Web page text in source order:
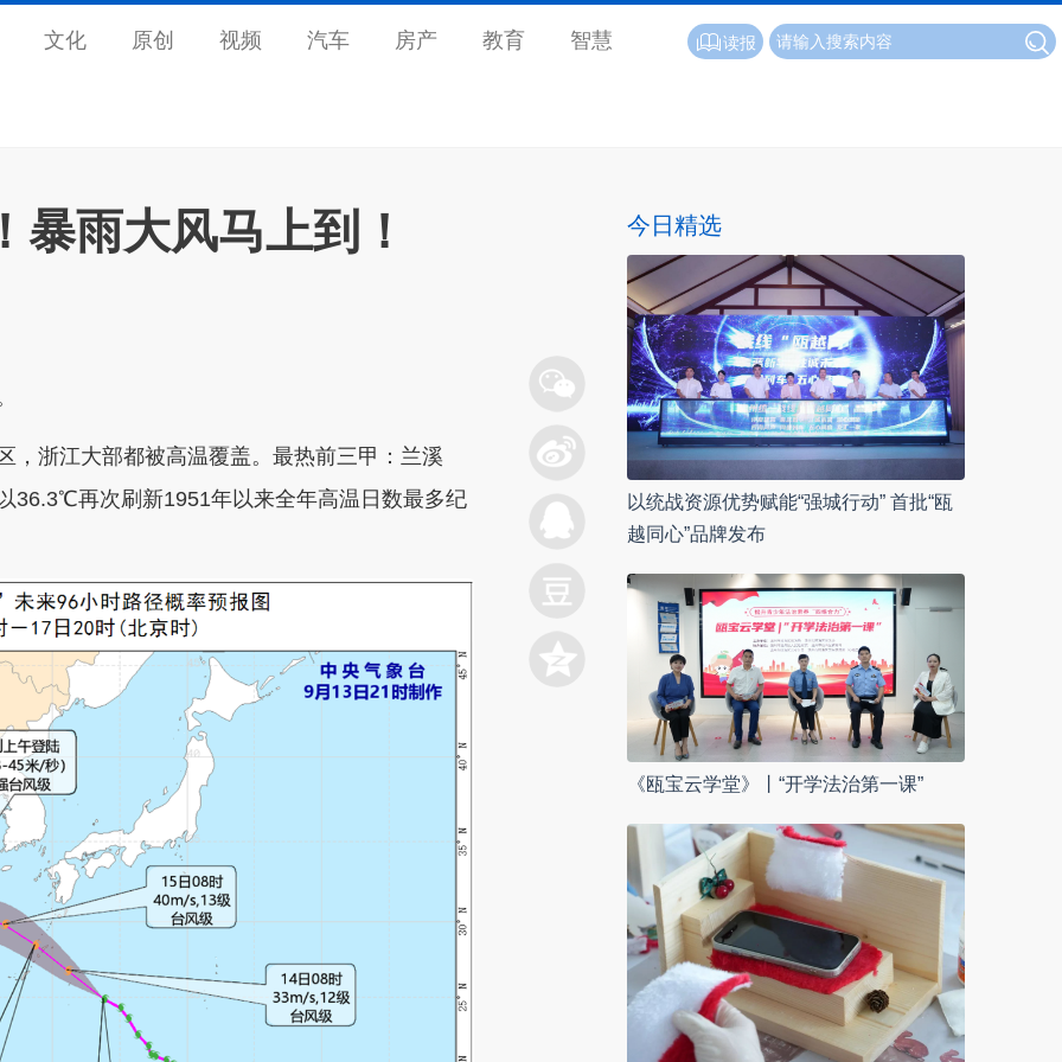
文化 原创 视频 汽车 房产 教育 智慧 读报
暴雨大风马上到！
浙江大部都被高温覆盖。最热前三甲：兰溪
再次刷新1951年以来全年高温日数最多纪
今日精选
以统战资源优势赋能“强城行动” 首批“瓯
越同心”品牌发布
《瓯宝云学堂》丨“开学法治第一课”